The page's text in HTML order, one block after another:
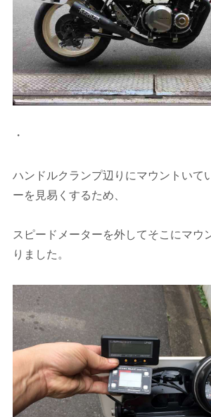
・
ハンドルクランプ辺りにマウントいて
ーを見易くするため、
スピードメーターを外してそこにマウ
りました。